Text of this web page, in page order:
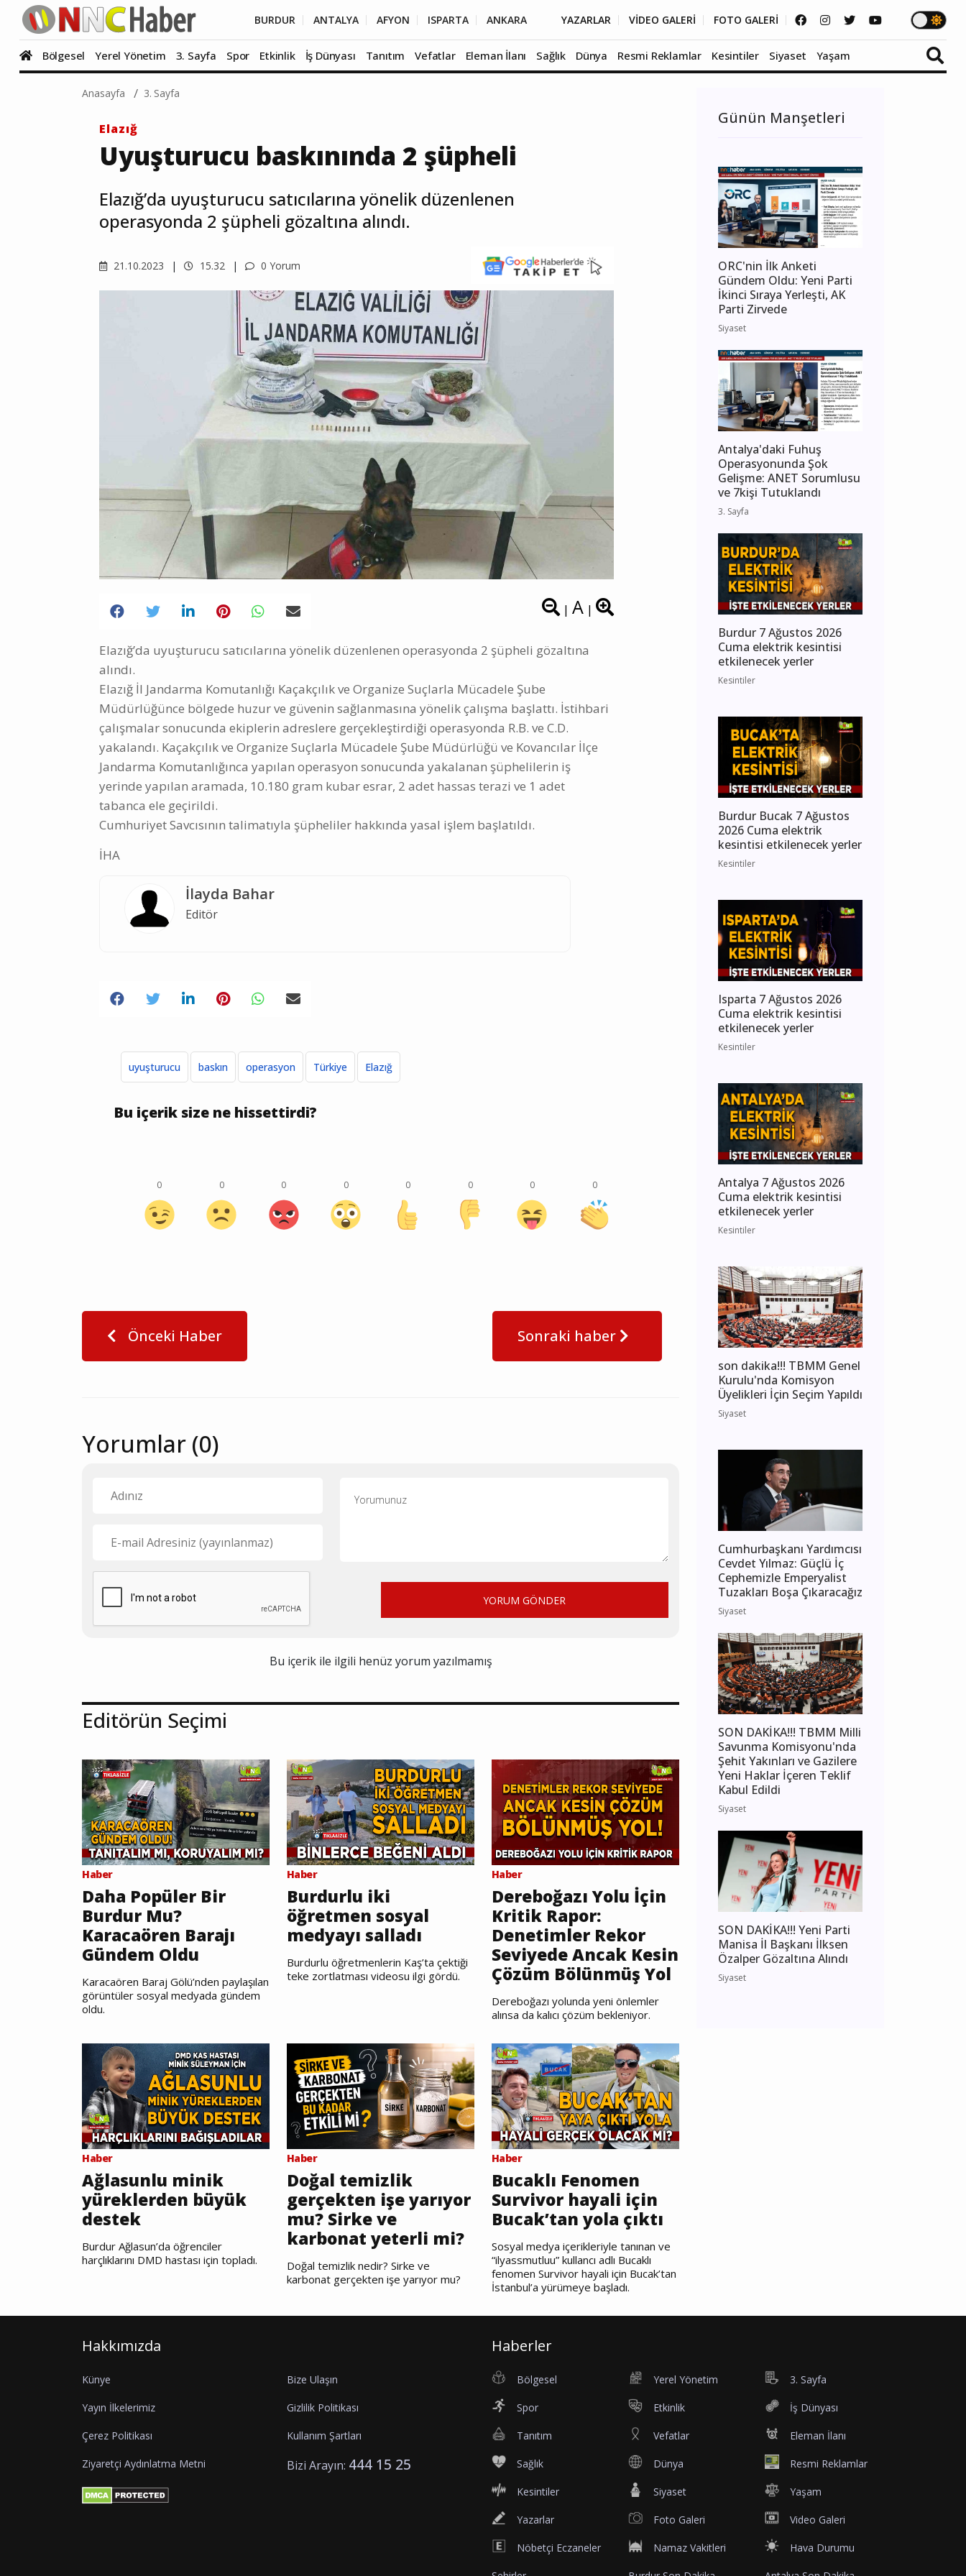
BURDUR ANTALYA AFYON ISPARTA ANKARA YAZARLAR VİDEO GALERİ FOTO GALERİ
Bölgesel Yerel Yönetim 3. Sayfa Spor Etkinlik İş Dünyası Tanıtım Vefatlar Eleman İlanı Sağlık Dünya Resmi Reklamlar Kesintiler Siyaset Yaşam
Anasayfa 3. Sayfa
Elazığ
Uyuşturucu baskınında 2 şüpheli
Elazığ’da uyuşturucu satıcılarına yönelik düzenlenen
operasyonda 2 şüpheli gözaltına alındı.
21.10.2023 15.32 0 Yorum
| A|
Elazığ’da uyuşturucu satıcılarına yönelik düzenlenen operasyonda 2 şüpheli gözaltına
alındı.
Elazığ İl Jandarma Komutanlığı Kaçakçılık ve Organize Suçlarla Mücadele Şube
Müdürlüğünce bölgede huzur ve güvenin sağlanmasına yönelik çalışma başlattı. İstihbari
çalışmalar sonucunda ekiplerin adreslere gerçekleştirdiği operasyonda R.B. ve C.D.
yakalandı. Kaçakçılık ve Organize Suçlarla Mücadele Şube Müdürlüğü ve Kovancılar İlçe
Jandarma Komutanlığınca yapılan operasyon sonucunda yakalanan şüphelilerin iş
yerinde yapılan aramada, 10.180 gram kubar esrar, 2 adet hassas terazi ve 1 adet
tabanca ele geçirildi.
Cumhuriyet Savcısının talimatıyla şüpheliler hakkında yasal işlem başlatıldı.
İHA
İlayda Bahar
Editör
uyuşturucu baskın operasyon Türkiye Elazığ
Bu içerik size ne hissettirdi?
0 0 0 0 0 0 0 0
Önceki Haber Sonraki haber
Yorumlar (0)
YORUM GÖNDER
Bu içerik ile ilgili henüz yorum yazılmamış
Editörün Seçimi
Haber
Daha Popüler Bir
Burdur Mu?
Karacaören Barajı
Gündem Oldu
Karacaören Baraj Gölü’nden paylaşılan
görüntüler sosyal medyada gündem
oldu.
Haber
Burdurlu iki
öğretmen sosyal
medyayı salladı
Burdurlu öğretmenlerin Kaş’ta çektiği
teke zortlatması videosu ilgi gördü.
Haber
Dereboğazı Yolu İçin
Kritik Rapor:
Denetimler Rekor
Seviyede Ancak Kesin
Çözüm Bölünmüş Yol
Dereboğazı yolunda yeni önlemler
alınsa da kalıcı çözüm bekleniyor.
Haber
Ağlasunlu minik
yüreklerden büyük
destek
Burdur Ağlasun’da öğrenciler
harçlıklarını DMD hastası için topladı.
Haber
Doğal temizlik
gerçekten işe yarıyor
mu? Sirke ve
karbonat yeterli mi?
Doğal temizlik nedir? Sirke ve
karbonat gerçekten işe yarıyor mu?
Haber
Bucaklı Fenomen
Survivor hayali için
Bucak’tan yola çıktı
Sosyal medya içerikleriyle tanınan ve
“ilyassmutluu” kullancı adlı Bucaklı
fenomen Survivor hayali için Bucak’tan
İstanbul’a yürümeye başladı.
Günün Manşetleri
ORC'nin İlk Anketi
Gündem Oldu: Yeni Parti
İkinci Sıraya Yerleşti, AK
Parti Zirvede
Siyaset
Antalya'daki Fuhuş
Operasyonunda Şok
Gelişme: ANET Sorumlusu
ve 7kişi Tutuklandı
3. Sayfa
Burdur 7 Ağustos 2026
Cuma elektrik kesintisi
etkilenecek yerler
Kesintiler
Burdur Bucak 7 Ağustos
2026 Cuma elektrik
kesintisi etkilenecek yerler
Kesintiler
Isparta 7 Ağustos 2026
Cuma elektrik kesintisi
etkilenecek yerler
Kesintiler
Antalya 7 Ağustos 2026
Cuma elektrik kesintisi
etkilenecek yerler
Kesintiler
son dakika!!! TBMM Genel
Kurulu'nda Komisyon
Üyelikleri İçin Seçim Yapıldı
Siyaset
Cumhurbaşkanı Yardımcısı
Cevdet Yılmaz: Güçlü İç
Cephemizle Emperyalist
Tuzakları Boşa Çıkaracağız
Siyaset
SON DAKİKA!!! TBMM Milli
Savunma Komisyonu'nda
Şehit Yakınları ve Gazilere
Yeni Haklar İçeren Teklif
Kabul Edildi
Siyaset
SON DAKİKA!!! Yeni Parti
Manisa İl Başkanı İlksen
Özalper Gözaltına Alındı
Siyaset
Hakkımızda
Künye Bize Ulaşın
Yayın İlkelerimiz Gizlilik Politikası
Çerez Politikası Kullanım Şartları
Ziyaretçi Aydınlatma Metni Bizi Arayın: 444 15 25
Haberler
Bölgesel Yerel Yönetim 3. Sayfa
Spor Etkinlik İş Dünyası
Tanıtım Vefatlar Eleman İlanı
Sağlık Dünya Resmi Reklamlar
Kesintiler Siyaset Yaşam
Yazarlar Foto Galeri Video Galeri
Nöbetçi Eczaneler Namaz Vakitleri Hava Durumu